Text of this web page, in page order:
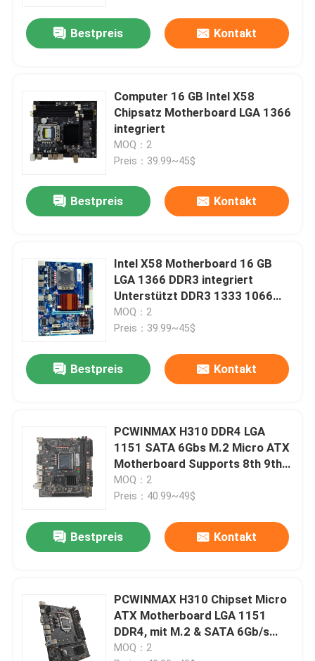
Bestpreis Kontakt
Computer 16 GB Intel X58
Chipsatz Motherboard LGA 1366
integriert
MOQ：2
Preis：39.99~45$
Bestpreis Kontakt
Intel X58 Motherboard 16 GB
LGA 1366 DDR3 integriert
Unterstützt DDR3 1333 1066
800 Speicher
MOQ：2
Preis：39.99~45$
Bestpreis Kontakt
PCWINMAX H310 DDR4 LGA
1151 SATA 6Gbs M.2 Micro ATX
Motherboard Supports 8th 9th
Generation I3 I5 I7
MOQ：2
Preis：40.99~49$
Bestpreis Kontakt
PCWINMAX H310 Chipset Micro
ATX Motherboard LGA 1151
DDR4, mit M.2 & SATA 6Gb/s
Unterstützung der CPU der 8.
MOQ：2